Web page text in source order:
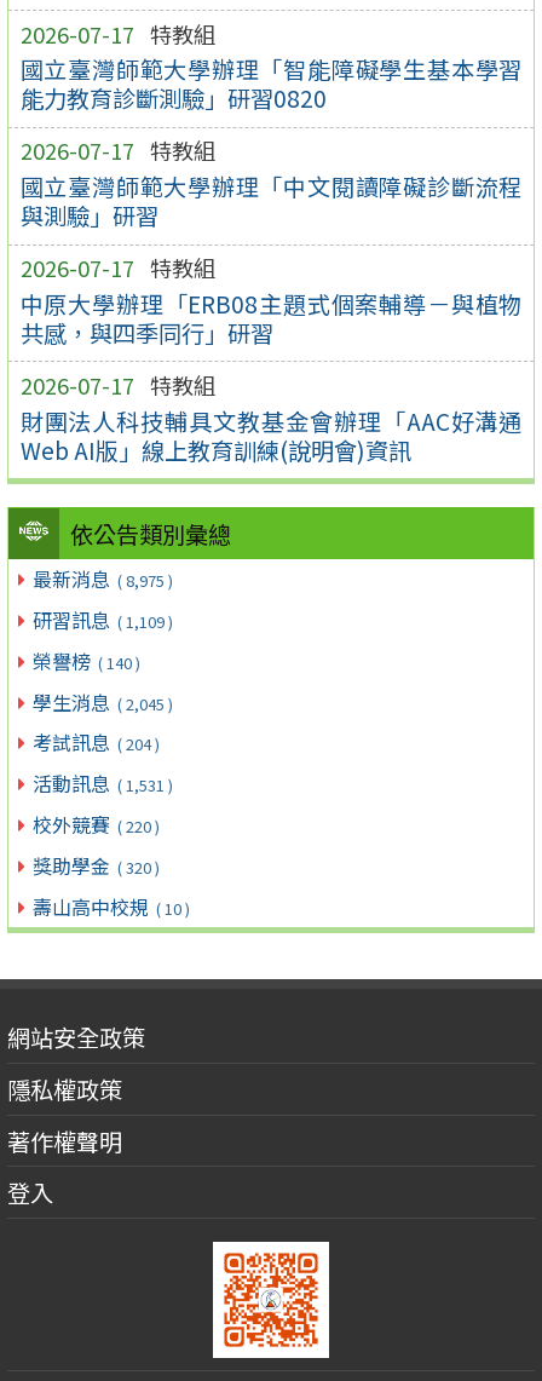
2026-07-17 特教組
國立臺灣師範大學辦理「智能障礙學生基本學習
能力教育診斷測驗」研習0820
2026-07-17 特教組
國立臺灣師範大學辦理「中文閱讀障礙診斷流程
與測驗」研習
2026-07-17 特教組
中原大學辦理「ERB08主題式個案輔導－與植物
共感，與四季同行」研習
2026-07-17 特教組
財團法人科技輔具文教基金會辦理「AAC好溝通
Web AI版」線上教育訓練(說明會)資訊
依公告類別彙總
最新消息 ( 8,975 )
研習訊息 ( 1,109 )
榮譽榜 ( 140 )
學生消息 ( 2,045 )
考試訊息 ( 204 )
活動訊息 ( 1,531 )
校外競賽 ( 220 )
獎助學金 ( 320 )
壽山高中校規 ( 10 )
網站安全政策
隱私權政策
著作權聲明
登入